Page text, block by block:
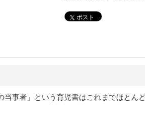
ポスト
事者」という育児書はこれまでほとん